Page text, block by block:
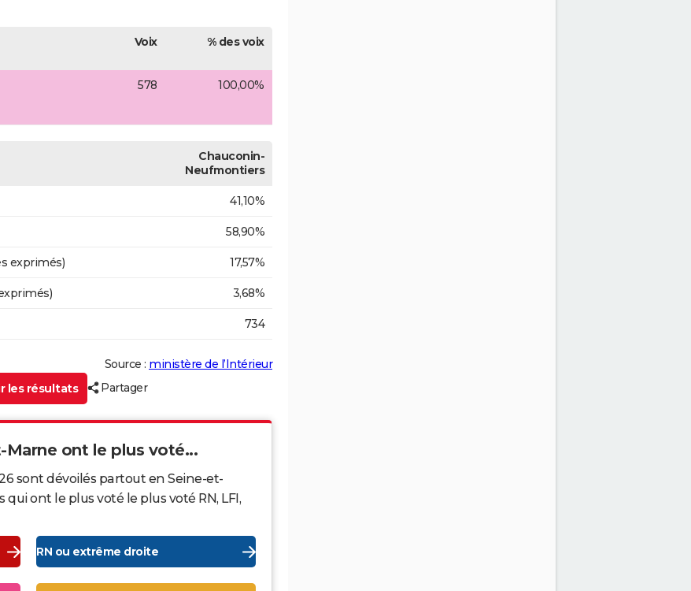
Voix % des voix
578 100,00%
Chauconin-
Neufmontiers
41,10%
58,90%
exprimés) 17,57%
3,68%
734
Source : ministère de l’Intérieur
les résultats
Partager
Marne ont le plus voté...
sont dévoilés partout en Seine-et-
ont le plus voté le plus voté RN, LFI,
RN ou extrême droite